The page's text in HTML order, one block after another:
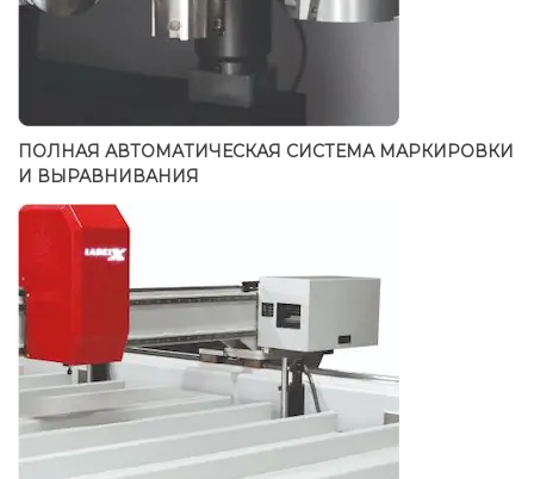
ПОЛНАЯ АВТОМАТИЧЕСКАЯ СИСТЕМА МАРКИРОВКИ
И ВЫРАВНИВАНИЯ